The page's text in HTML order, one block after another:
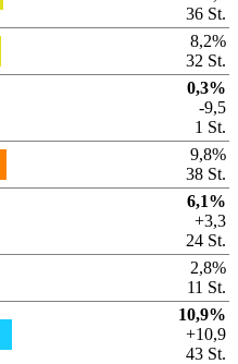
36 St.
8,2%
32 St.
0,3%
-9,5
1 St.
9,8%
38 St.
6,1%
+3,3
24 St.
2,8%
11 St.
10,9%
+10,9
43 St.